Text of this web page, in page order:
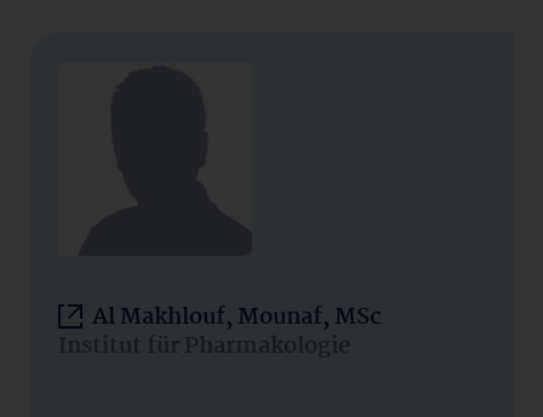
Al Makhlouf, Mounaf, MSc
Institut für Pharmakologie